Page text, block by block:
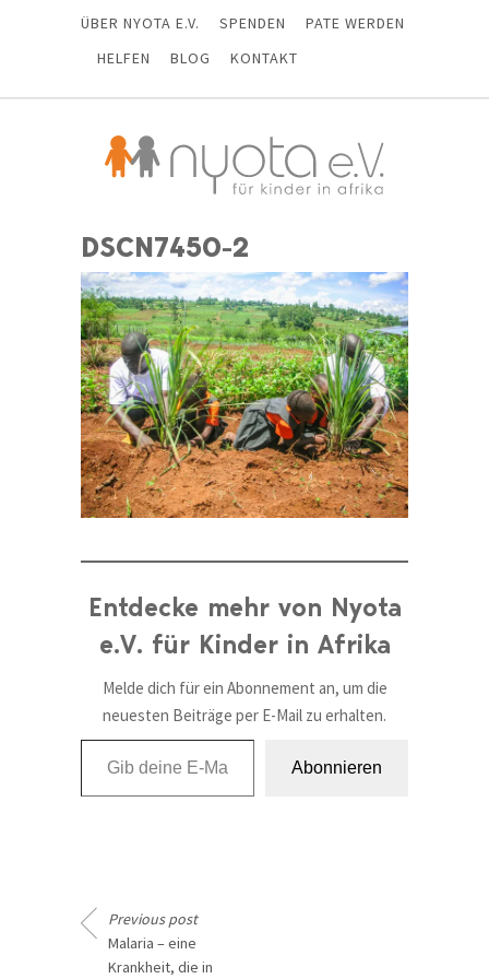
ÜBER NYOTA E.V. SPENDEN
PATE WERDEN
HELFEN
BLOG KONTAKT
DSCN7450-2
Entdecke mehr von Nyota
e.V. für Kinder in Afrika
Melde dich für ein Abonnement an, um die
neuesten Beiträge per E-Mail zu erhalten.
Gib deine E-Mail-Adresse ein ...
Abonnieren
Previous post
Malaria – eine
Krankheit, die in